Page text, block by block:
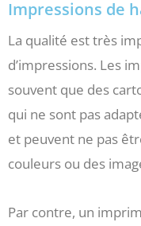
Impressions de
La qualité est très
d’impressions. Les
souvent que des
qui ne sont pas
et peuvent ne pas
couleurs ou des
Par contre, un